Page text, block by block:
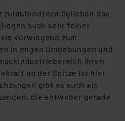
Für die USA besteht kein
der EU. Dies bedeutet,
unzureichendem
eingestuft wird. So
dass US-Behörden
in
verarbeiten, ohne dass
für Europäer bestehen.
Dienstleistern stützt
zulaufend) ermöglichen das
auch sehr feiner
vorwiegend zum
in engen Umgebungen und
ihren
an der Spitze ist hier
gibt es auch als
die entweder gerade